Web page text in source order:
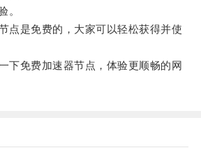
。
是免费的，大家可以轻松获得并使
免费加速器节点，体验更顺畅的网